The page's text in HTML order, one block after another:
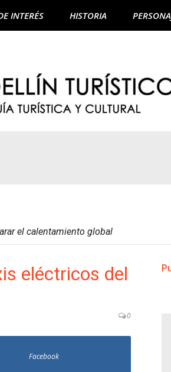
INTERÉS HISTORIA
el calentamiento global
eléctricos del
0
Facebook